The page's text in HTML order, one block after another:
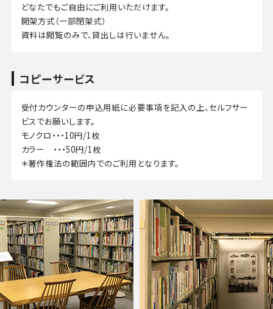
どなたでもご自由にご利用いただけます。
開架方式（一部閉架式）
資料は閲覧のみで、貸出しは行いません。
コピーサービス
受付カウンターの申込用紙に必要事項を記入の上、セルフサー
ビスでお願いします。
モノクロ・・・10円/1枚
カラー ・・・50円/1枚
＊著作権法の範囲内でのご利用となります。